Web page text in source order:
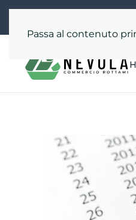
Passa al contenuto